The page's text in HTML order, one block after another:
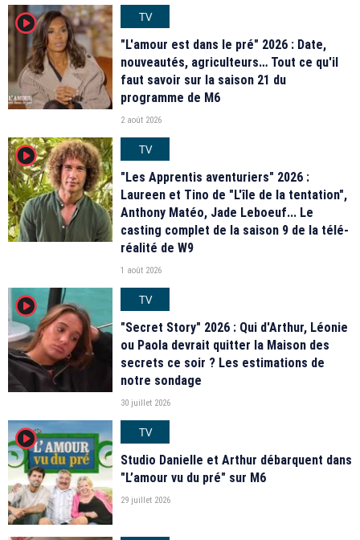
player2
TV
"L'amour est dans le pré" 2026 : Date,
nouveautés, agriculteurs… Tout ce qu'il
faut savoir sur la saison 21 du
programme de M6
2 août 2026
player2
TV
"Les Apprentis aventuriers" 2026 :
Laureen et Tino de "L'île de la tentation",
Anthony Matéo, Jade Leboeuf... Le
casting complet de la saison 9 de la télé-
réalité de W9
1 août 2026
player2
TV
"Secret Story" 2026 : Qui d'Arthur, Léonie
ou Paola devrait quitter la Maison des
secrets ce soir ? Les estimations de
notre sondage
30 juillet 2026
player2
TV
Studio Danielle et Arthur débarquent dans
"L’amour vu du pré" sur M6
29 juillet 2026